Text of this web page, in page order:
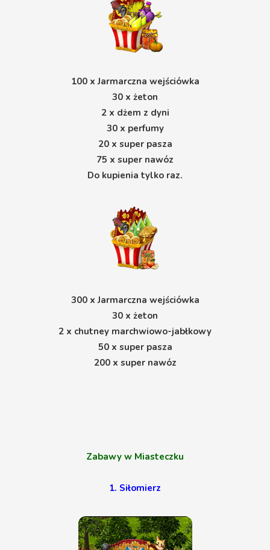
100 x Jarmarczna wejściówka
30 x żeton
2 x dżem z dyni
30 x perfumy
20 x super pasza
75 x super nawóz
Do kupienia tylko raz.
300 x Jarmarczna wejściówka
30 x żeton
2 x chutney marchwiowo-jabłkowy
50 x super pasza
200 x super nawóz
Zabawy w Miasteczku
1. Siłomierz